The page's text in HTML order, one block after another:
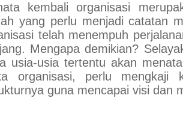
kembali organisasi
yang perlu menjadi catatan
telah menempuh
Mengapa demikian?
usia-usia tertentu akan
organisasi, perlu mengkaji
guna mencapai visi dan